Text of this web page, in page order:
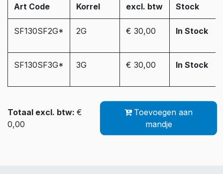
Art Code Korrel
excl. btw
Stock
SF130SF2G* 2G € 30,00 In Stock
SF130SF3G* 3G € 30,00 In Stock
Totaal excl. btw: €
0,00
Toevoegen aan
mandje